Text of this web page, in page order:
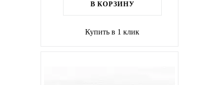
В КОРЗИНУ
Купить в 1 клик